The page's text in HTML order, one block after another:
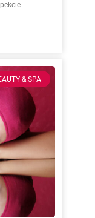
& SPA